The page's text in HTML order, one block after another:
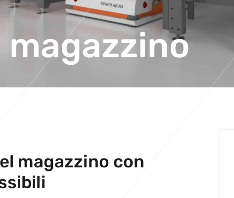
magazzino
magazzino con